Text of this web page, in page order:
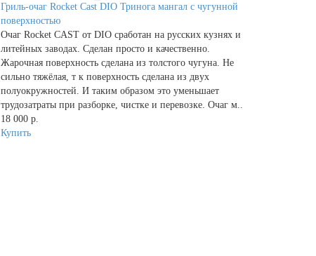
Гриль-очаг Rocket Cast DIO Тринога мангал с чугунной
поверхностью
Очаг Rocket CAST от DIO сработан на русских кузнях и
литейных заводах. Сделан просто и качественно.
Жарочная поверхность сделана из толстого чугуна. Не
сильно тяжёлая, т к поверхность сделана из двух
полуокружностей. И таким образом это уменьшает
трудозатраты при разборке, чистке и перевозке. Очаг м..
18 000 р.
Купить